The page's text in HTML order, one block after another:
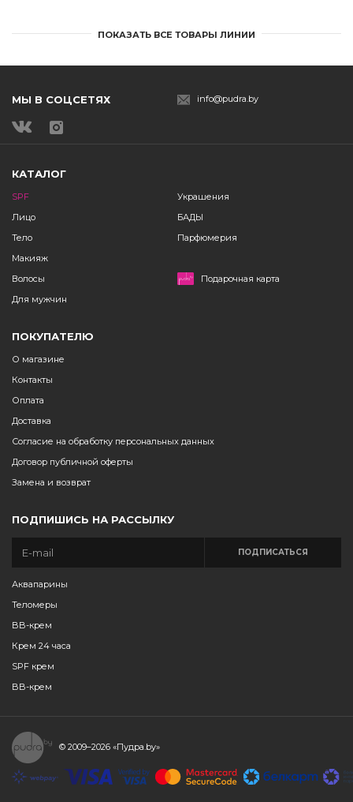
ПОКАЗАТЬ ВСЕ ТОВАРЫ ЛИНИИ
МЫ В СОЦСЕТЯХ info@pudra.by
КАТАЛОГ
SPF
Лицо
Тело
Макияж
Волосы
Для мужчин
Украшения
БАДЫ
Парфюмерия
Подарочная карта
ПОКУПАТЕЛЮ
О магазине
Контакты
Оплата
Доставка
Согласие на обработку персональных данных
Договор публичной оферты
Замена и возврат
ПОДПИШИСЬ НА РАССЫЛКУ
ПОДПИСАТЬСЯ
Аквапарины
Теломеры
BB-крем
Крем 24 часа
SPF крем
BB-крем
© 2009–2026 «Пудра.by»